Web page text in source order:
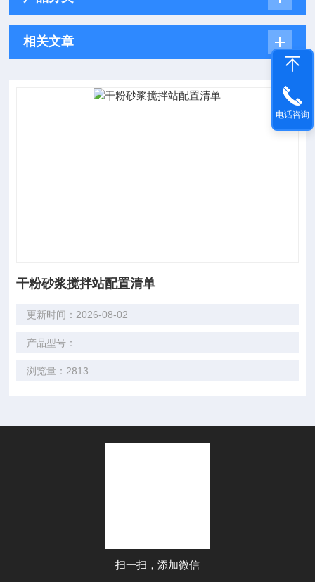
相关文章
干粉砂浆搅拌站配置清单
更新时间：2026-08-02
产品型号：
浏览量：2813
扫一扫，添加微信
电话咨询